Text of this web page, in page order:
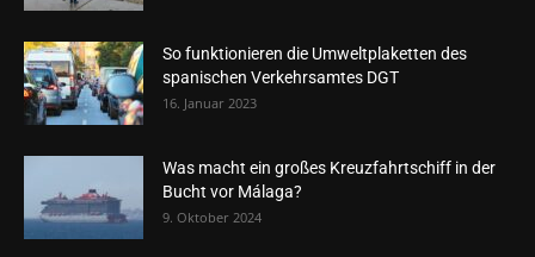
So funktionieren die Umweltplaketten des
spanischen Verkehrsamtes DGT
16. Januar 2023
Was macht ein großes Kreuzfahrtschiff in der
Bucht vor Málaga?
9. Oktober 2024